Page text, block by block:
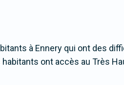
à Ennery qui ont des
ont accès au Très